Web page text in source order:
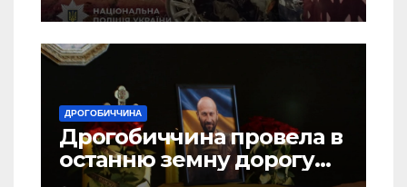
ДРОГОБИЧЧИНА
Дрогобиччина провела в
останню земну дорогу